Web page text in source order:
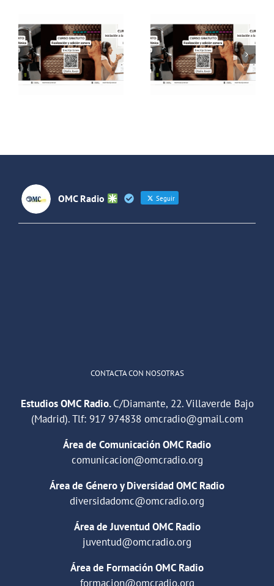
Campaña
de cursos
de Radio
Campaña
de cursos
de Radio
OMC Radio Seguir
CONTACTA CON NOSOTRAS
Estudios OMC Radio.C/Diamante, 22. Villaverde Bajo
(Madrid). Tlf: 917 974838 omcradio@gmail.com
Área de Comunicación OMC Radio
comunicacion@omcradio.org
Área de Género y Diversidad OMC Radio
diversidadomc@omcradio.org
Área de Juventud OMC Radio
juventud@omcradio.org
Área de Formación OMC Radio
formacion@omcradio.org